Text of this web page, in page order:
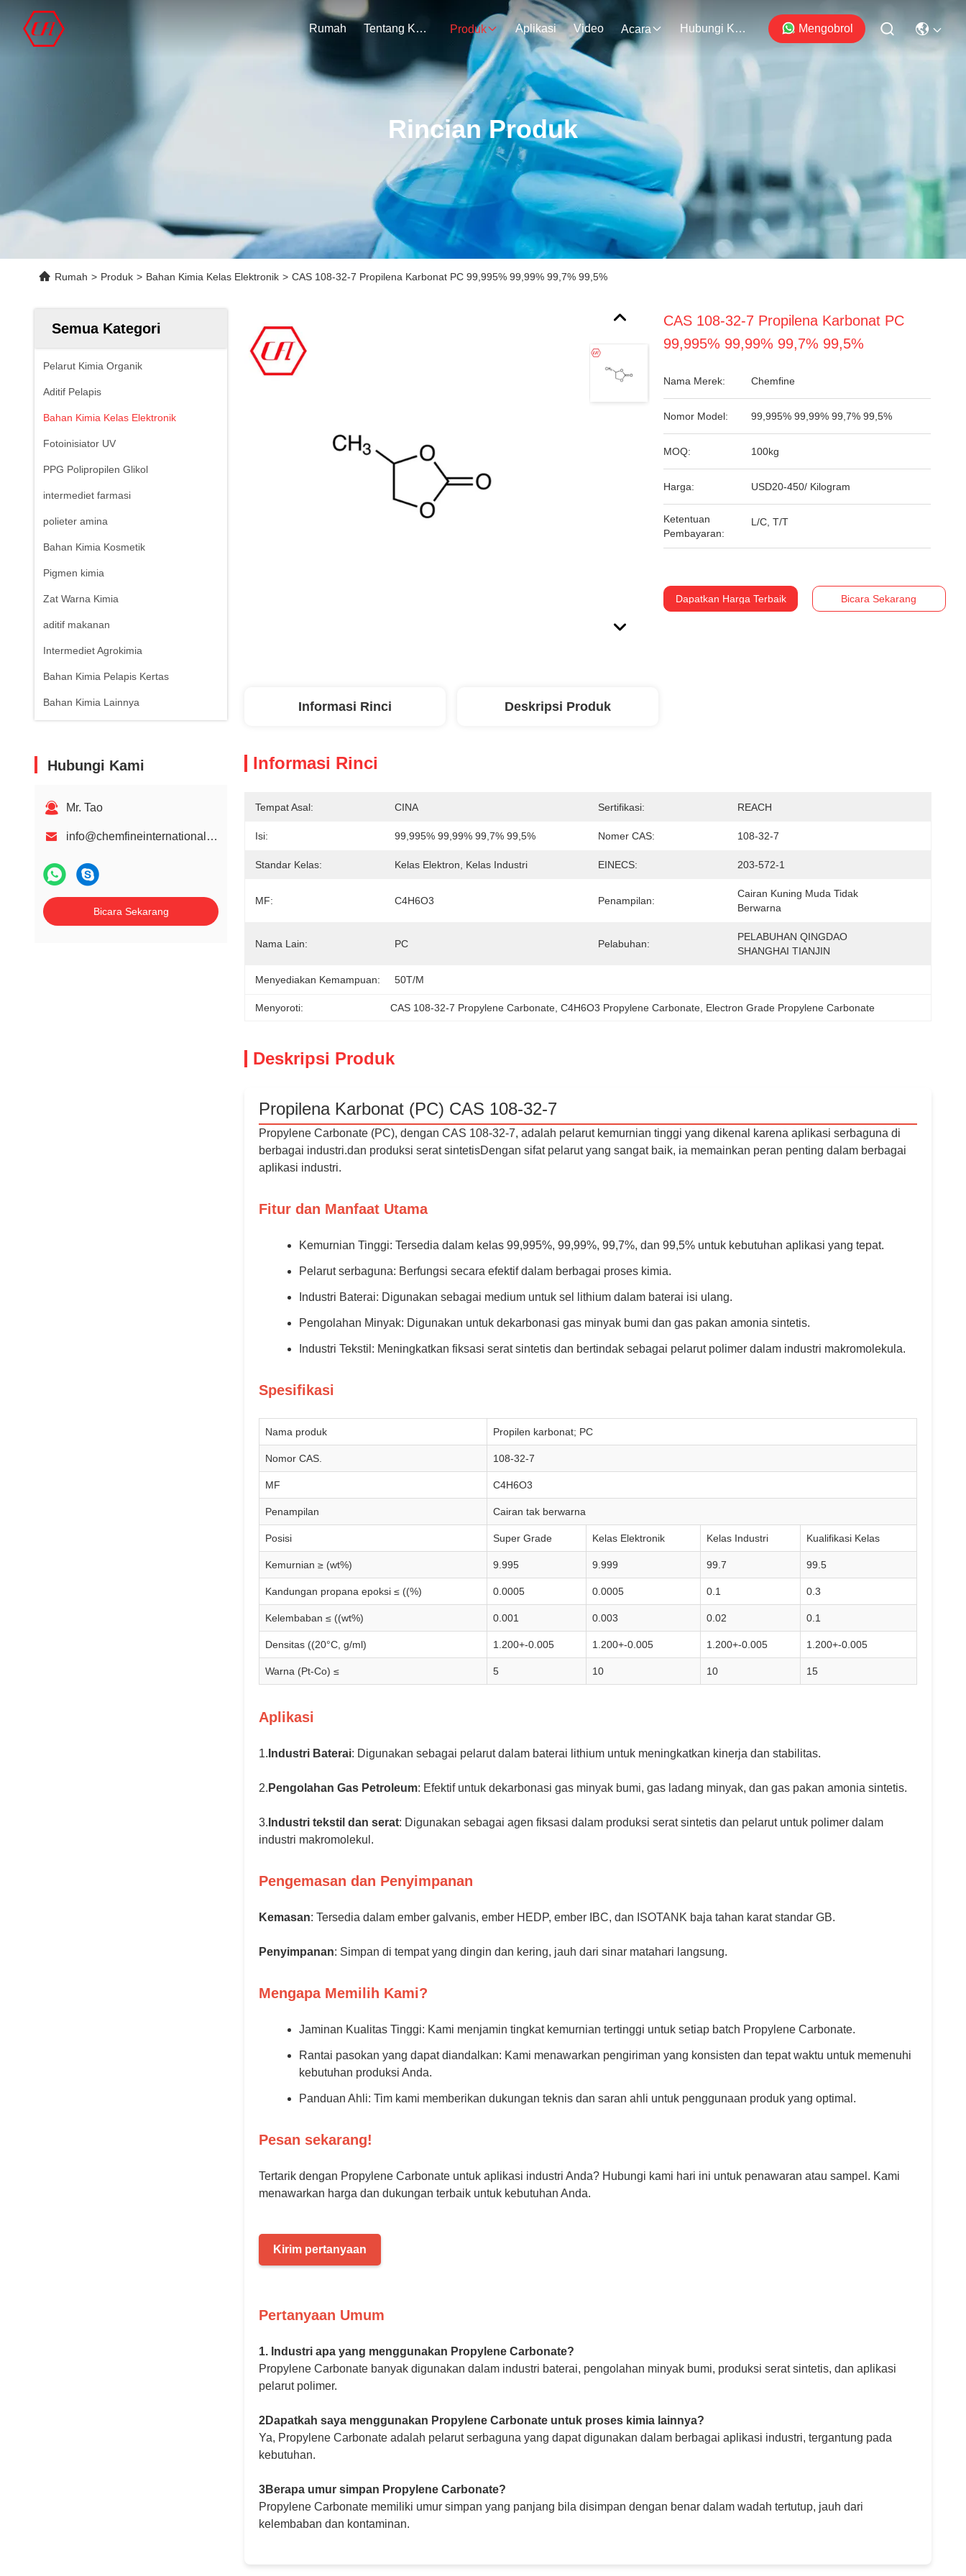
Rumah Tentang Kami Produk Aplikasi Video Acara Hubungi Kami Mengobrol
Rincian Produk
Rumah > Produk > Bahan Kimia Kelas Elektronik > CAS 108-32-7 Propilena Karbonat PC 99,995% 99,99% 99,7% 99,5%
Semua Kategori
Pelarut Kimia Organik
Aditif Pelapis
Bahan Kimia Kelas Elektronik
Fotoinisiator UV
PPG Polipropilen Glikol
intermediet farmasi
polieter amina
Bahan Kimia Kosmetik
Pigmen kimia
Zat Warna Kimia
aditif makanan
Intermediet Agrokimia
Bahan Kimia Pelapis Kertas
Bahan Kimia Lainnya
Hubungi Kami
Mr. Tao
info@chemfineinternational.com
Bicara Sekarang
CAS 108-32-7 Propilena Karbonat PC
99,995% 99,99% 99,7% 99,5%
Nama Merek: Chemfine
Nomor Model: 99,995% 99,99% 99,7% 99,5%
MOQ: 100kg
Harga: USD20-450/ Kilogram
Ketentuan
Pembayaran:
L/C, T/T
Dapatkan Harga Terbaik Bicara Sekarang
Informasi Rinci Deskripsi Produk
Informasi Rinci
Tempat Asal: CINA Sertifikasi: REACH
Isi: 99,995% 99,99% 99,7% 99,5% Nomer CAS: 108-32-7
Standar Kelas: Kelas Elektron, Kelas Industri EINECS: 203-572-1
MF: C4H6O3 Penampilan:
Cairan Kuning Muda Tidak
Berwarna
Nama Lain: PC Pelabuhan:
PELABUHAN QINGDAO
SHANGHAI TIANJIN
Menyediakan Kemampuan: 50T/M
Menyoroti: CAS 108-32-7 Propylene Carbonate , C4H6O3 Propylene Carbonate Electron Grade Propylene Carbonate
Deskripsi Produk
Propilena Karbonat (PC) CAS 108-32-7
Propylene Carbonate (PC), dengan CAS 108-32-7, adalah pelarut kemurnian tinggi yang dikenal karena aplikasi serbaguna di
berbagai industri.dan produksi serat sintetisDengan sifat pelarut yang sangat baik, ia memainkan peran penting dalam berbagai
aplikasi industri.
Fitur dan Manfaat Utama
Kemurnian Tinggi: Tersedia dalam kelas 99,995%, 99,99%, 99,7%, dan 99,5% untuk kebutuhan aplikasi yang tepat.
Pelarut serbaguna: Berfungsi secara efektif dalam berbagai proses kimia.
Industri Baterai: Digunakan sebagai medium untuk sel lithium dalam baterai isi ulang.
Pengolahan Minyak: Digunakan untuk dekarbonasi gas minyak bumi dan gas pakan amonia sintetis.
Industri Tekstil: Meningkatkan fiksasi serat sintetis dan bertindak sebagai pelarut polimer dalam industri makromolekula.
Spesifikasi
Nama produk Propilen karbonat; PC
Nomor CAS. 108-32-7
MF C4H6O3
Penampilan Cairan tak berwarna
Posisi Super Grade Kelas Elektronik Kelas Industri Kualifikasi Kelas
Kemurnian ≥ (wt%) 9.995 9.999 99.7 99.5
Kandungan propana epoksi ≤ ((%) 0.0005 0.0005 0.1 0.3
Kelembaban ≤ ((wt%) 0.001 0.003 0.02 0.1
Densitas ((20°C, g/ml) 1.200+-0.005 1.200+-0.005 1.200+-0.005 1.200+-0.005
Warna (Pt-Co) ≤ 5 10 10 15
Aplikasi
1. Industri Baterai: Digunakan sebagai pelarut dalam baterai lithium untuk meningkatkan kinerja dan stabilitas.
2. Pengolahan Gas Petroleum: Efektif untuk dekarbonasi gas minyak bumi, gas ladang minyak, dan gas pakan amonia sintetis.
3. Industri tekstil dan serat: Digunakan sebagai agen fiksasi dalam produksi serat sintetis dan pelarut untuk polimer dalam
industri makromolekul.
Pengemasan dan Penyimpanan
Kemasan: Tersedia dalam ember galvanis, ember HEDP, ember IBC, dan ISOTANK baja tahan karat standar GB.
Penyimpanan: Simpan di tempat yang dingin dan kering, jauh dari sinar matahari langsung.
Mengapa Memilih Kami?
Jaminan Kualitas Tinggi: Kami menjamin tingkat kemurnian tertinggi untuk setiap batch Propylene Carbonate.
Rantai pasokan yang dapat diandalkan: Kami menawarkan pengiriman yang konsisten dan tepat waktu untuk memenuhi
kebutuhan produksi Anda.
Panduan Ahli: Tim kami memberikan dukungan teknis dan saran ahli untuk penggunaan produk yang optimal.
Pesan sekarang!
Tertarik dengan Propylene Carbonate untuk aplikasi industri Anda? Hubungi kami hari ini untuk penawaran atau sampel. Kami
menawarkan harga dan dukungan terbaik untuk kebutuhan Anda.
Kirim pertanyaan
Pertanyaan Umum
1. Industri apa yang menggunakan Propylene Carbonate?
Propylene Carbonate banyak digunakan dalam industri baterai, pengolahan minyak bumi, produksi serat sintetis, dan aplikasi
pelarut polimer.
2Dapatkah saya menggunakan Propylene Carbonate untuk proses kimia lainnya?
Ya, Propylene Carbonate adalah pelarut serbaguna yang dapat digunakan dalam berbagai aplikasi industri, tergantung pada
kebutuhan.
3Berapa umur simpan Propylene Carbonate?
Propylene Carbonate memiliki umur simpan yang panjang bila disimpan dengan benar dalam wadah tertutup, jauh dari
kelembaban dan kontaminan.